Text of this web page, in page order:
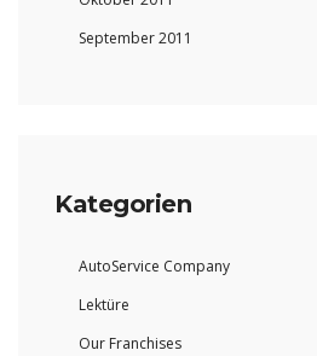
September 2011
Kategorien
AutoService Company
Lektüre
Our Franchises